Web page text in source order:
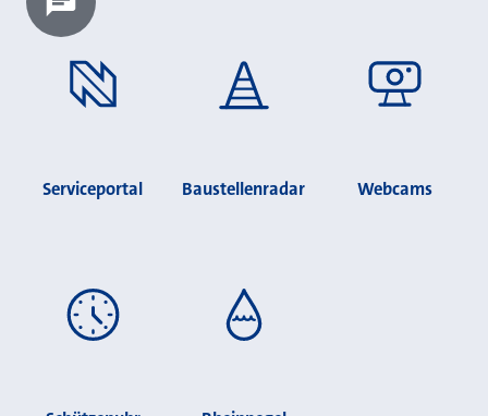
Chatbot laden?
Serviceportal Baustellenradar Webcams